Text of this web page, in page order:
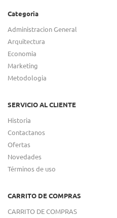
Categoria
Administracion General
Arquitectura
Economia
Marketing
Metodologia
SERVICIO AL CLIENTE
Historia
Contactanos
Ofertas
Novedades
Términos de uso
CARRITO DE COMPRAS
CARRITO DE COMPRAS